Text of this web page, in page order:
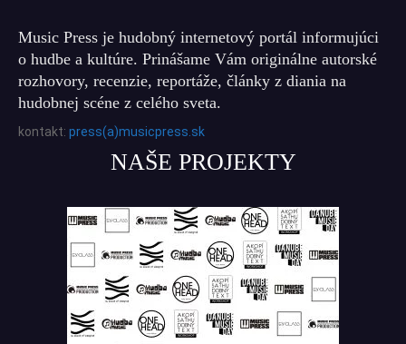
Music Press je hudobný internetový portál informujúci
o hudbe a kultúre. Prinášame Vám originálne autorské
rozhovory, recenzie, reportáže, články z diania na
hudobnej scéne z celého sveta.
kontakt: press(a)musicpress.sk
NAŠE PROJEKTY